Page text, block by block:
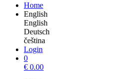
Home
English
English
Deutsch
čeština
Login
0
€ 0.00